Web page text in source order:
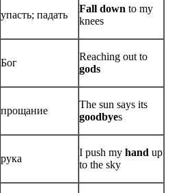
упасть; падать
Fall down to my
knees
Бог
Reaching out to
gods
прощание
The sun says its
goodbyes
рука
I push my hand up
to the sky